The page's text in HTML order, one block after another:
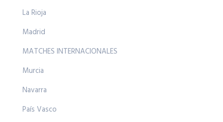
La Rioja
Madrid
MATCHES INTERNACIONALES
Murcia
Navarra
País Vasco